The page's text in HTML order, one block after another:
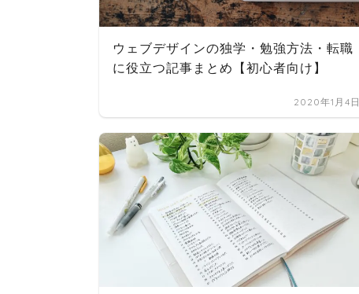
ウェブデザインの独学・勉強方法・転職
に役立つ記事まとめ【初心者向け】
2020年1月4日